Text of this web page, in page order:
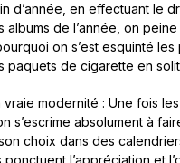
d’année, en effectuant le
albums de l’année, on
on s’est esquinté les
paquets de cigarette en
vraie modernité : Une fois
s’escrime absolument à
choix dans des
l’appréciation et